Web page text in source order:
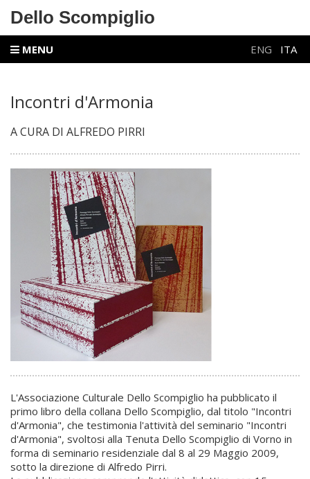
Dello Scompiglio
MENU ENG ITA
Incontri d'Armonia
A CURA DI ALFREDO PIRRI
L'Associazione Culturale Dello Scompiglio ha pubblicato il
primo libro della collana Dello Scompiglio, dal titolo "Incontri
d'Armonia", che testimonia l'attività del seminario "Incontri
d'Armonia", svoltosi alla Tenuta Dello Scompiglio di Vorno in
forma di seminario residenziale dal 8 al 29 Maggio 2009,
sotto la direzione di Alfredo Pirri.